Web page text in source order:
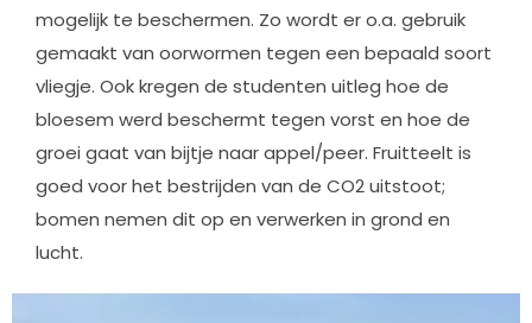
mogelijk te beschermen. Zo wordt er o.a. gebruik
gemaakt van oorwormen tegen een bepaald soort
vliegje. Ook kregen de studenten uitleg hoe de
bloesem werd beschermt tegen vorst en hoe de
groei gaat van bijtje naar appel/peer. Fruitteelt is
goed voor het bestrijden van de CO2 uitstoot;
bomen nemen dit op en verwerken in grond en
lucht.